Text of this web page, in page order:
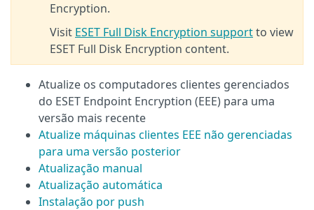
Encryption.
Visit ESET Full Disk Encryption supportto view
ESET Full Disk Encryption content.
Atualize os computadores clientes gerenciados
do ESET Endpoint Encryption (EEE) para uma
versão mais recente
Atualize máquinas clientes EEE não gerenciadas
para uma versão posterior
Atualização manual
Atualização automática
Instalação por push